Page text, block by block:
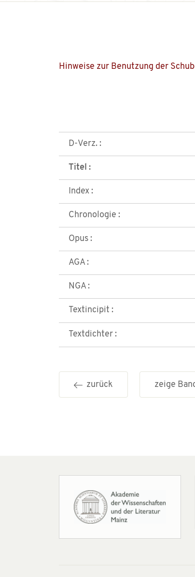
Hinweise zur Benutzung der
D-Verz. :
Titel :
Index :
Chronologie :
Opus :
AGA :
NGA :
Textincipit :
Textdichter :
zurück zeige